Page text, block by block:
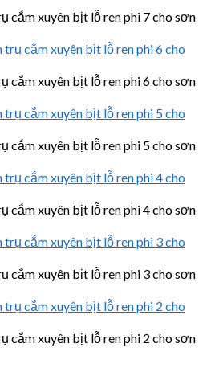
cắm xuyên bịt lỗ ren phi 7 cho sơn
cắm xuyên bịt lỗ ren phi 6 cho sơn
cắm xuyên bịt lỗ ren phi 5 cho sơn
cắm xuyên bịt lỗ ren phi 4 cho sơn
cắm xuyên bịt lỗ ren phi 3 cho sơn
cắm xuyên bịt lỗ ren phi 2 cho sơn